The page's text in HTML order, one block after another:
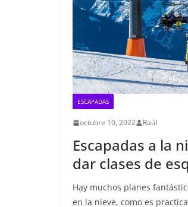
ESCAPADAS
octubre 10, 2022 Raúl
Escapadas a la
dar clases de
Hay muchos planes
en la nieve, como es